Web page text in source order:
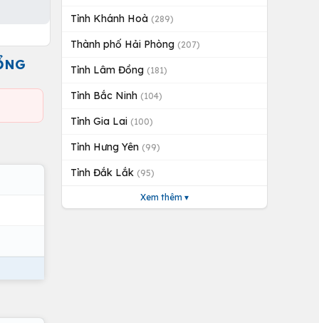
Tỉnh Khánh Hoà (289)
Thành phố Hải Phòng (207)
Tỉnh Lâm Đồng (181)
Tỉnh Bắc Ninh (104)
Tỉnh Gia Lai (100)
Tỉnh Hưng Yên (99)
Tỉnh Đắk Lắk (95)
Xem thêm ▾